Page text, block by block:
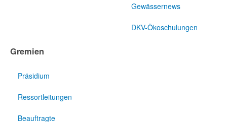
Gewässernews
DKV-Ökoschulungen
Gremien
Präsidium
Ressortleitungen
Beauftragte